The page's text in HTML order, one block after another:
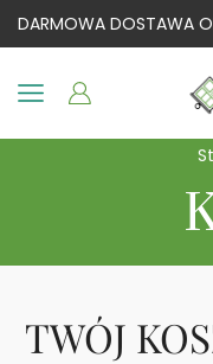
DARMOWA DOSTAWA
TWÓJ